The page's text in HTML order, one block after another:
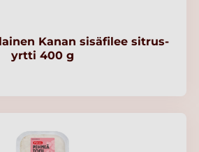
Kanan sisäfilee sitrus-
yrtti 400 g